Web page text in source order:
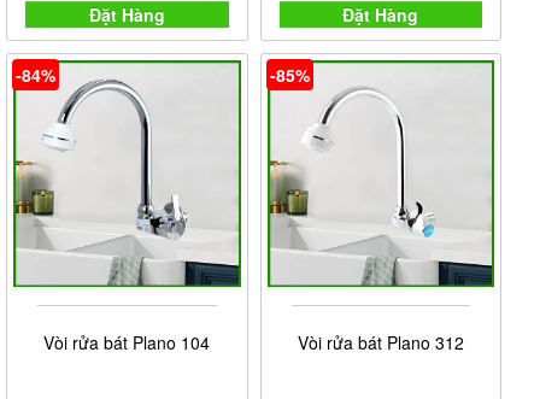
Đặt Hàng
Đặt Hàng
-84%
Vòi rửa bát Plano 104
-85%
Vòi rửa bát Plano 312